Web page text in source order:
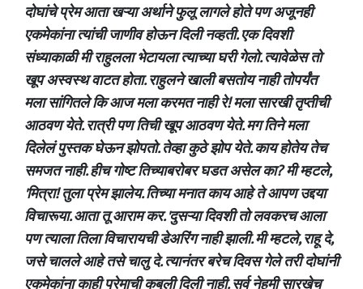
दोघांचे प्रेम आता खऱ्या अर्थाने फुलू लागले होते पण अजूनही
एकमेकांना त्यांची जाणीव होऊन दिली नव्हती. एक दिवशी
संध्याकाळी मी राहुलला भेटायला त्याच्या घरी गेलो. त्यावेळेस तो
खूप अस्वस्थ वाटत होता. राहुलने खाली बसतोय नाही तोपर्यंत
मला सांगितले कि आज मला करमत नाही रे! मला सारखी तृप्तीची
आठवण येते. रात्री पण तिची खूप आठवण येते. मग तिने मला
दिलेलं पुस्तक घेऊन झोपतो. तेव्हा कुठे झोप येते. काय होतेय तेच
समजत नाही. हीच गोष्ट तिच्याबरोबर घडत असेल का? मी म्हटले,
'मित्रा! तुला प्रेम झालेय. तिच्या मनात काय आहे ते आपण उद्दया
विचारूया. आता तू आराम कर. 'दुसऱ्या दिवशी तो लवकरच आला
पण त्याला तिला विचारायची डेअरिंग नाही झाली. मी म्हटले, राहू दे,
जसे चालले आहे तसे चालु दे. त्यानंतर बरेच दिवस गेले तरी दोघांनी